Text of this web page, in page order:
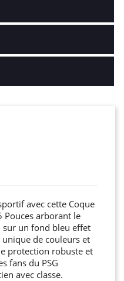
avec cette Coque
Pouces arborant le
sur un fond bleu effet
de couleurs et
protection robuste et
fans du PSG
avec classe.